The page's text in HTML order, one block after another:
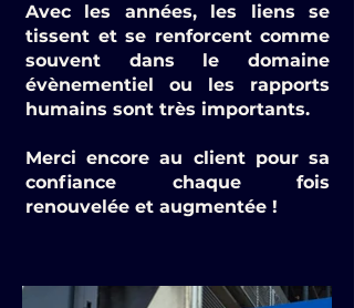
Avec les années, les liens se
tissent et se renforcent comme
souvent dans le domaine
évènementiel ou les rapports
humains sont très importants.
Merci encore au client pour sa
confiance chaque fois
renouvelée et augmentée !